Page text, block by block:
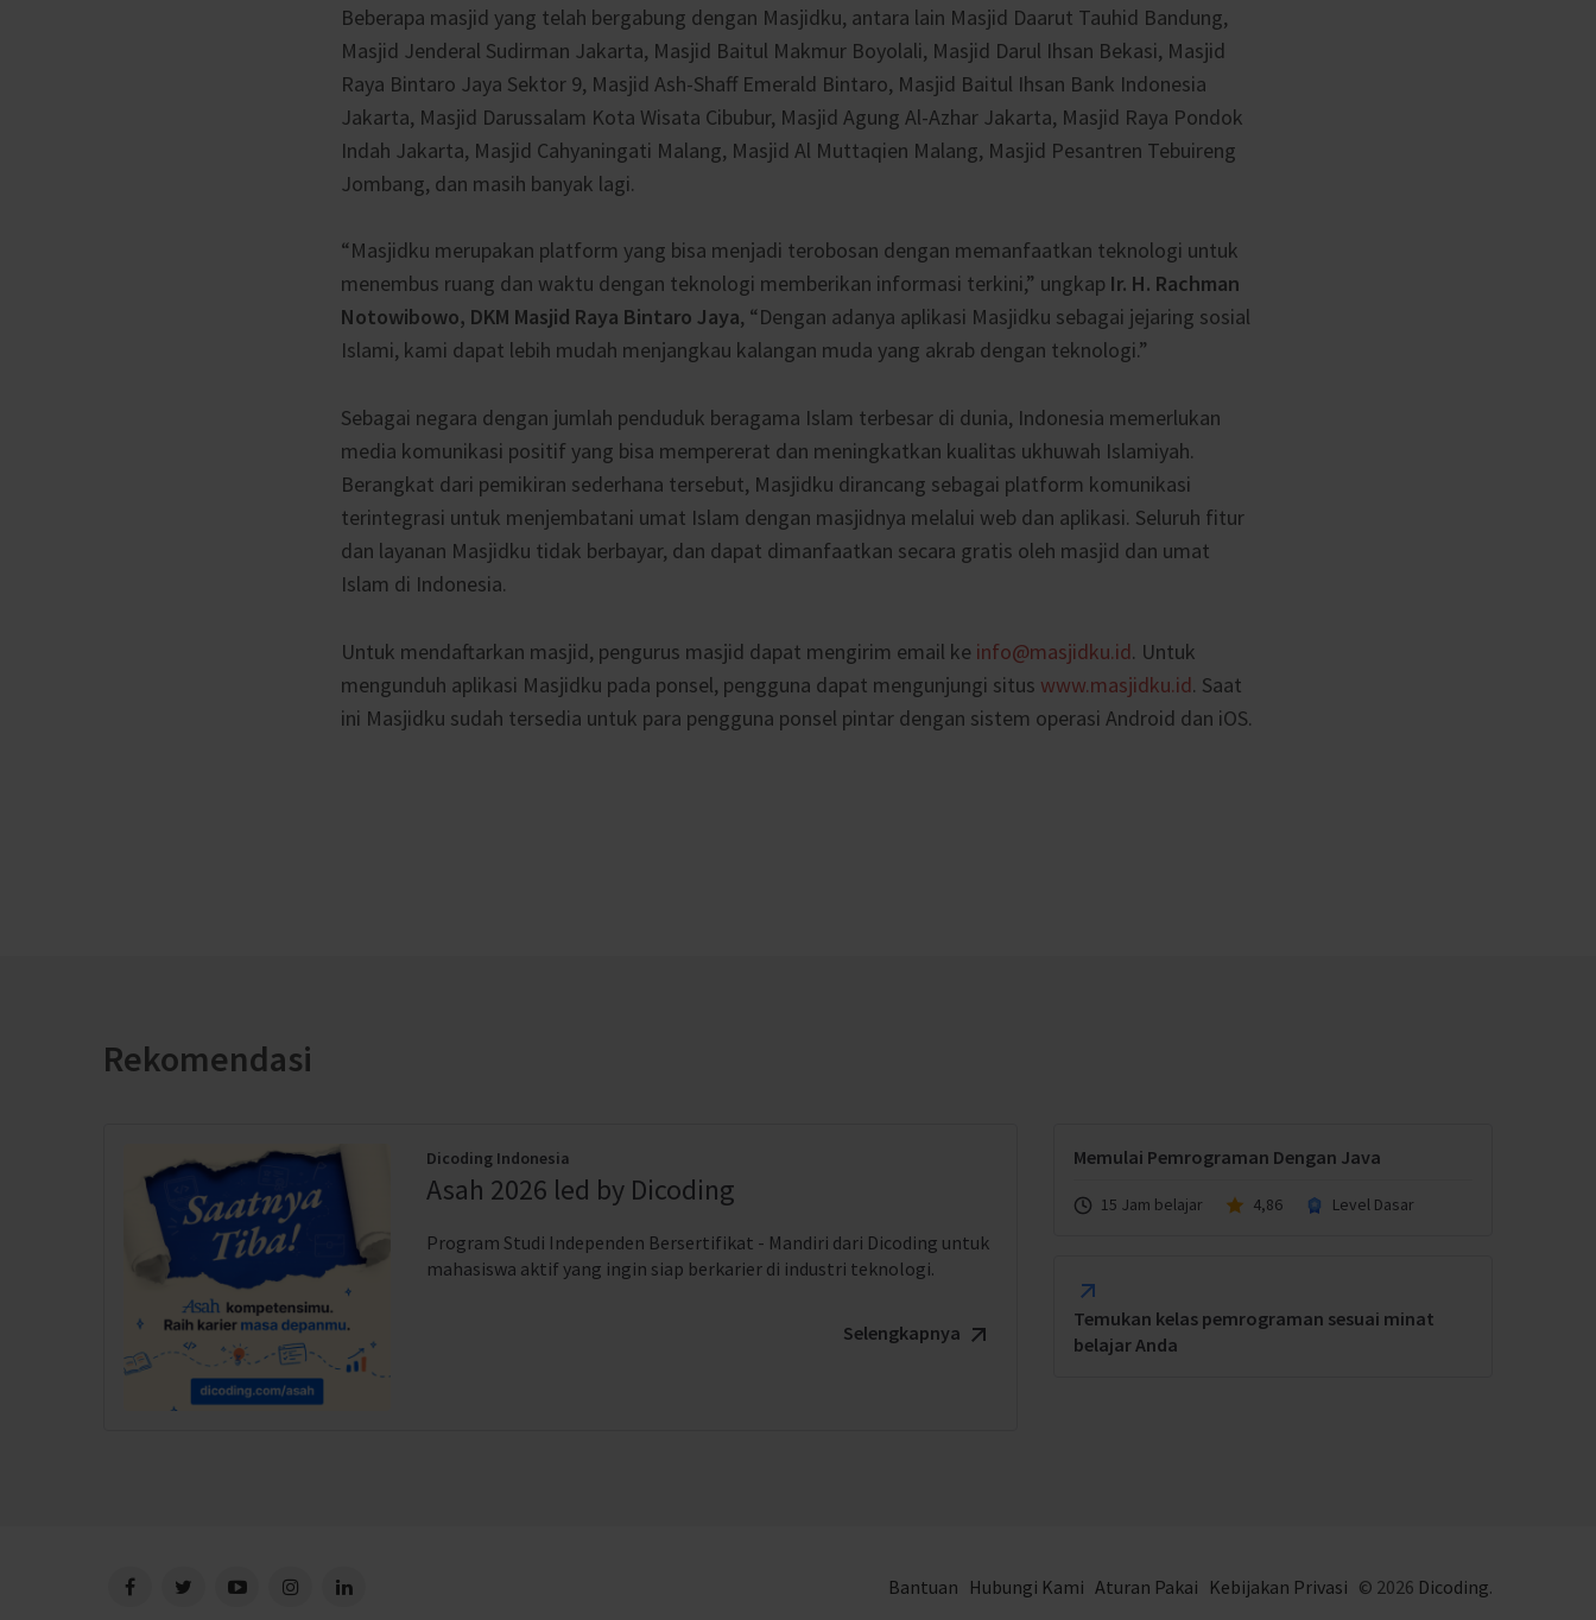
Beberapa masjid yang telah bergabung dengan Masjidku, antara lain Masjid Daarut Tauhid Bandung,
Masjid Jenderal Sudirman Jakarta, Masjid Baitul Makmur Boyolali, Masjid Darul Ihsan Bekasi, Masjid
Raya Bintaro Jaya Sektor 9, Masjid Ash-Shaff Emerald Bintaro, Masjid Baitul Ihsan Bank Indonesia
Jakarta, Masjid Darussalam Kota Wisata Cibubur, Masjid Agung Al-Azhar Jakarta, Masjid Raya Pondok
Indah Jakarta, Masjid Cahyaningati Malang, Masjid Al Muttaqien Malang, Masjid Pesantren Tebuireng
Jombang, dan masih banyak lagi.
“Masjidku merupakan platform yang bisa menjadi terobosan dengan memanfaatkan teknologi untuk
menembus ruang dan waktu dengan teknologi memberikan informasi terkini,” ungkap Ir. H. Rachman
Notowibowo, DKM Masjid Raya Bintaro Jaya, “Dengan adanya aplikasi Masjidku sebagai jejaring sosial
Islami, kami dapat lebih mudah menjangkau kalangan muda yang akrab dengan teknologi.”
Sebagai negara dengan jumlah penduduk beragama Islam terbesar di dunia, Indonesia memerlukan
media komunikasi positif yang bisa mempererat dan meningkatkan kualitas ukhuwah Islamiyah.
Berangkat dari pemikiran sederhana tersebut, Masjidku dirancang sebagai platform komunikasi
terintegrasi untuk menjembatani umat Islam dengan masjidnya melalui web dan aplikasi. Seluruh fitur
dan layanan Masjidku tidak berbayar, dan dapat dimanfaatkan secara gratis oleh masjid dan umat
Islam di Indonesia.
Untuk mendaftarkan masjid, pengurus masjid dapat mengirim email ke info@masjidku.id. Untuk
mengunduh aplikasi Masjidku pada ponsel, pengguna dapat mengunjungi situs www.masjidku.id. Saat
ini Masjidku sudah tersedia untuk para pengguna ponsel pintar dengan sistem operasi Android dan iOS.
Rekomendasi
Dicoding Indonesia
Asah 2026 led by Dicoding
Program Studi Independen Bersertifikat - Mandiri dari Dicoding untuk
mahasiswa aktif yang ingin siap berkarier di industri teknologi.
Selengkapnya
Memulai Pemrograman Dengan Java
15 Jam belajar 4,86 Level Dasar
Temukan kelas pemrograman sesuai minat
belajar Anda
Bantuan Hubungi Kami Aturan Pakai Kebijakan Privasi © 2026 Dicoding.